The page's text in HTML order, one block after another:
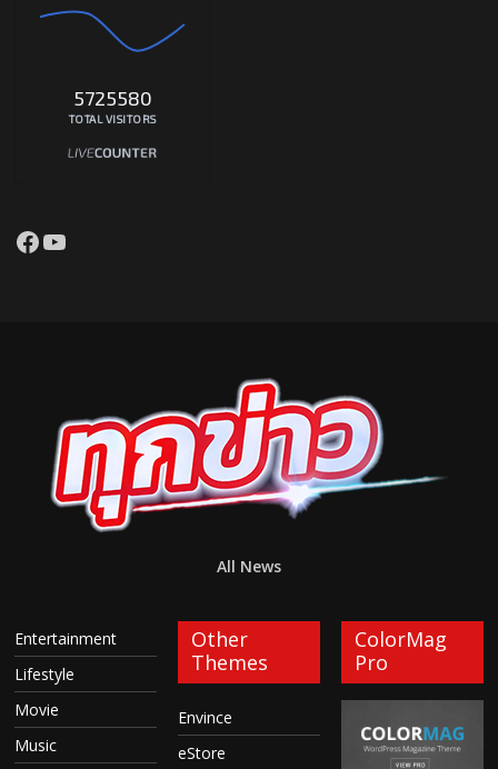
5725580
TOTAL VISITORS
Facebook
YouTube
All News
Entertainment
Lifestyle
Movie
Music
Other
Themes
Envince
eStore
ColorMag
Pro